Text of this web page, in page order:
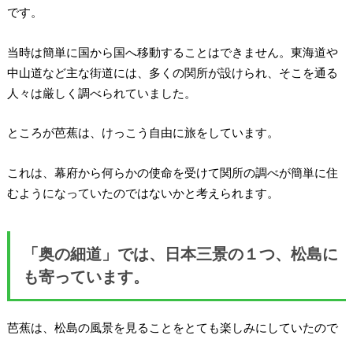
です。
当時は簡単に国から国へ移動することはできません。東海道や
中山道など主な街道には、多くの関所が設けられ、そこを通る
人々は厳しく調べられていました。
ところが芭蕉は、けっこう自由に旅をしています。
これは、幕府から何らかの使命を受けて関所の調べが簡単に住
むようになっていたのではないかと考えられます。
「奥の細道」では、日本三景の１つ、松島に
も寄っています。
芭蕉は、松島の風景を見ることをとても楽しみにしていたので